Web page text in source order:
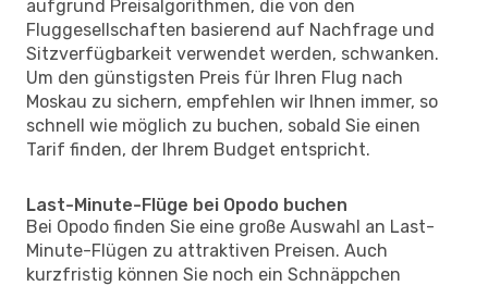
aufgrund Preisalgorithmen, die von den
Fluggesellschaften basierend auf Nachfrage und
Sitzverfügbarkeit verwendet werden, schwanken.
Um den günstigsten Preis für Ihren Flug nach
Moskau zu sichern, empfehlen wir Ihnen immer, so
schnell wie möglich zu buchen, sobald Sie einen
Tarif finden, der Ihrem Budget entspricht.
Last-Minute-Flüge bei Opodo buchen
Bei Opodo finden Sie eine große Auswahl an Last-
Minute-Flügen zu attraktiven Preisen. Auch
kurzfristig können Sie noch ein Schnäppchen